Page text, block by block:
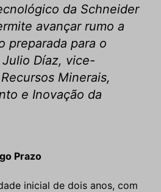
da Schneider
avançar rumo a
preparada para o
Julio Díaz, vice-
Minerais,
e Inovação da
Prazo
inicial de dois anos, com